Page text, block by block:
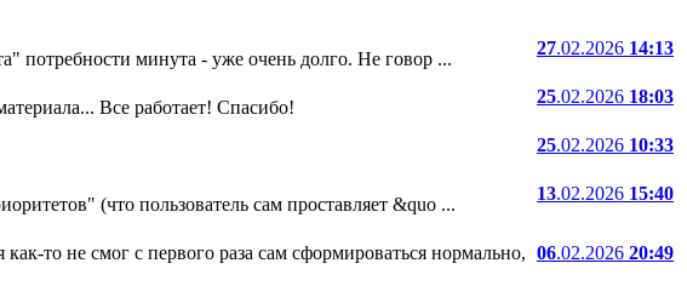
потребности минута - уже очень долго. Не говор ...
27.02.2026 14:13
Все работает! Спасибо!
25.02.2026 18:03
25.02.2026 10:33
(что пользователь сам проставляет &quo ...
13.02.2026 15:40
то не смог с первого раза сам сформироваться нормально, 06.02.2026 20:49